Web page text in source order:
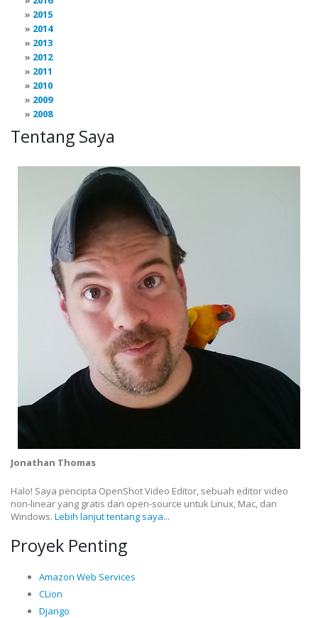
2015
2014
2013
2012
2011
2010
2009
2008
Tentang Saya
Jonathan Thomas
Halo! Saya pencipta OpenShot Video Editor, sebuah editor video
non-linear yang gratis dan open-source untuk Linux, Mac, dan
Windows. Lebih lanjut tentang saya...
Proyek Penting
Amazon Web Services
CLion
Django